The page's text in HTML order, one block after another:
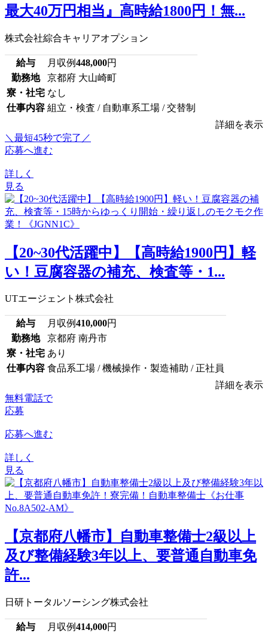
最大40万円相当』高時給1800円！無...
株式会社綜合キャリアオプション
給与 月収例448,000円
勤務地
京都府 大山崎町
寮・社宅 なし
仕事内容 組立・検査 / 自動車系工場 / 交替制
詳細を表示
＼最短45秒で完了／
応募へ進む
詳しく
見る
【20~30代活躍中】【高時給1900円】軽
い！豆腐容器の補充、検査等・1...
UTエージェント株式会社
給与 月収例410,000円
勤務地
京都府 南丹市
寮・社宅 あり
仕事内容 食品系工場 / 機械操作・製造補助 / 正社員
詳細を表示
無料電話で
応募
応募へ進む
詳しく
見る
【京都府八幡市】自動車整備士2級以上
及び整備経験3年以上、要普通自動車免
許...
日研トータルソーシング株式会社
給与 月収例414,000円